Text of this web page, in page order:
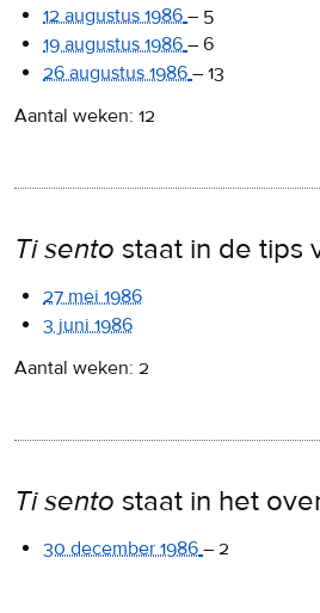
12 augustus 1986 – 5
19 augustus 1986 – 6
26 augustus 1986 – 13
Aantal weken: 12
Ti sento staat in de tips
27 mei 1986
3 juni 1986
Aantal weken: 2
Ti sento staat in het
30 december 1986 – 2